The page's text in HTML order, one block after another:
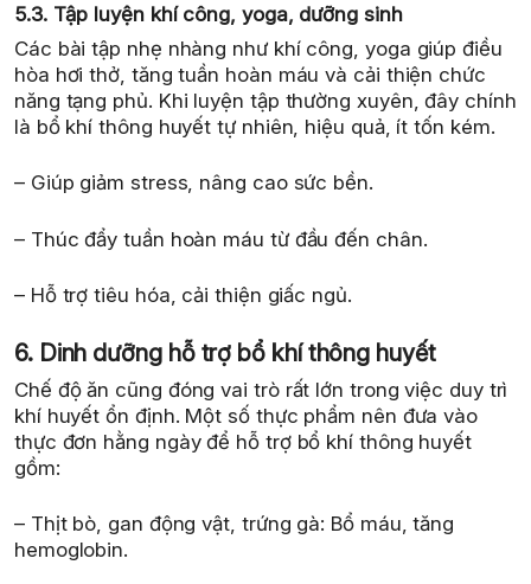
5.3. Tập luyện khí công, yoga, dưỡng sinh
Các bài tập nhẹ nhàng như khí công, yoga giúp điều
hòa hơi thở, tăng tuần hoàn máu và cải thiện chức
năng tạng phủ. Khi luyện tập thường xuyên, đây chính
là bổ khí thông huyết tự nhiên, hiệu quả, ít tốn kém.
– Giúp giảm stress, nâng cao sức bền.
– Thúc đẩy tuần hoàn máu từ đầu đến chân.
– Hỗ trợ tiêu hóa, cải thiện giấc ngủ.
6. Dinh dưỡng hỗ trợ bổ khí thông huyết
Chế độ ăn cũng đóng vai trò rất lớn trong việc duy trì
khí huyết ổn định. Một số thực phẩm nên đưa vào
thực đơn hằng ngày để hỗ trợ bổ khí thông huyết
gồm:
– Thịt bò, gan động vật, trứng gà: Bổ máu, tăng
hemoglobin.